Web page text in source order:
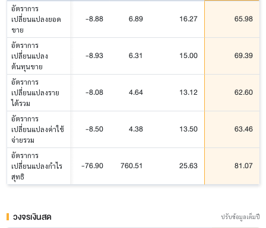
อัตราการ
เปลี่ยนแปลงยอด
ขาย
-8.88 6.89 16.27 65.98
อัตราการ
เปลี่ยนแปลง
ต้นทุนขาย
-8.93 6.31 15.00 69.39
อัตราการ
เปลี่ยนแปลงราย
ได้รวม
-8.08 4.64 13.12 62.60
อัตราการ
เปลี่ยนแปลงค่าใช้
จ่ายรวม
-8.50 4.38 13.50 63.46
อัตราการ
เปลี่ยนแปลงกำไร
สุทธิ
-76.90 760.51 25.63 81.07
วงจรเงินสด ปรับข้อมูลเต็มปี